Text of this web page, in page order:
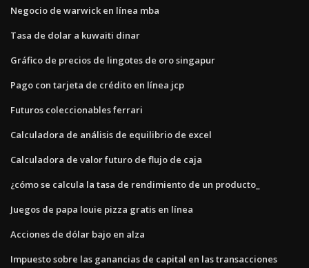
Negocio de warwick en línea mba
Tasa de dolar a kuwaiti dinar
Gráfico de precios de lingotes de oro singapur
Pago con tarjeta de crédito en línea jcp
Futuros coleccionables ferrari
Calculadora de análisis de equilibrio de excel
Calculadora de valor futuro de flujo de caja
¿cómo se calcula la tasa de rendimiento de un producto_
Juegos de papa louie pizza gratis en línea
Acciones de dólar bajo en alza
Impuesto sobre las ganancias de capital en las transacciones